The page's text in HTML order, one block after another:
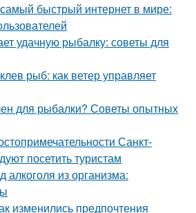
быстрый интернет в мире:
удачную рыбалку: советы для
рыб: как ветер управляет
для рыбалки? Советы опытных
Санкт-
посетить туристам
алкоголя из организма:
изменились предпочтения